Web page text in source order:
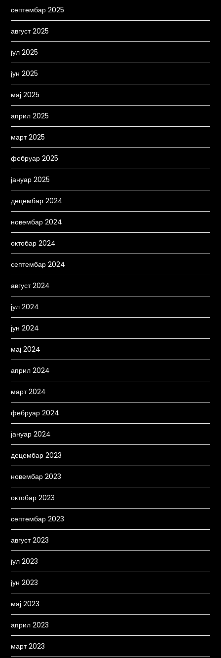
септембар 2025
август 2025
јул 2025
јун 2025
мај 2025
април 2025
март 2025
фебруар 2025
јануар 2025
децембар 2024
новембар 2024
октобар 2024
септембар 2024
август 2024
јул 2024
јун 2024
мај 2024
април 2024
март 2024
фебруар 2024
јануар 2024
децембар 2023
новембар 2023
октобар 2023
септембар 2023
август 2023
јул 2023
јун 2023
мај 2023
април 2023
март 2023